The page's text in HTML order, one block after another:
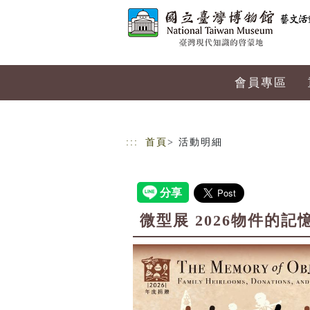
會員專區
::: 首頁 > 活動明細
微型展 2026物件的記